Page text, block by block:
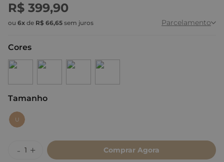
R$ 399,90
ou 6x de R$ 66,65 sem juros Parcelamento
Cores
Tamanho
: UU
Comprar Agora